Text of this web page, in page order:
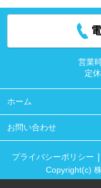
営業
定
ホーム
お問い合わせ
プライバシーポリシー
Copyright(c)